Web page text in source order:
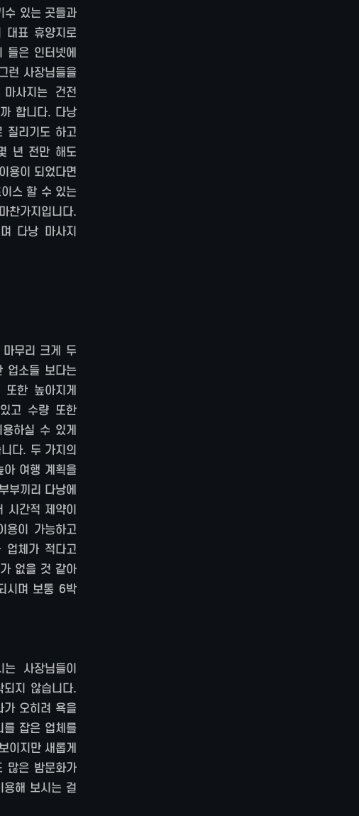
수 있는 곳들과
대표 휴양지로
은 인터넷에
런 사장님들을
사지는 건전
합니다. 다낭
질리기도 하고
년 전만 해도
용이 되었다면
스 할 수 있는
찬가지입니다.
다낭 마사지
무리 크게 두
업소들 보다는
한 높아지게
고 수량 또한
하실 수 있게
다. 두 가지의
아 여행 계획을
부끼리 다낭에
간적 제약이
이 가능하고
체가 적다고
없을 것 같아
시며 보통 6박
사장님들이
지 않습니다.
가 오히려 욕을
잡은 업체를
이지만 새롭게
많은 밤문화가
해 보시는 걸